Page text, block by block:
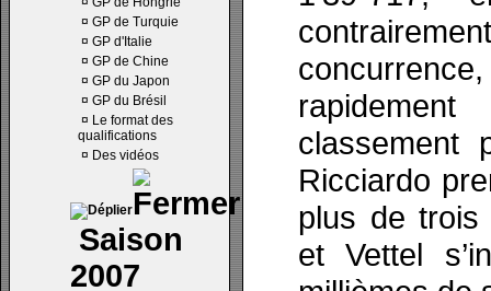
¤ GP de Turquie
¤ GP d'Italie
¤ GP de Chine
¤ GP du Japon
¤ GP du Brésil
¤ Le format des
qualifications
¤ Des vidéos
Saison
2007
classement
Ricciardo
plus de trois
et Vettel